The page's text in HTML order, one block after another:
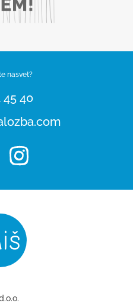
nasvet?
45 40